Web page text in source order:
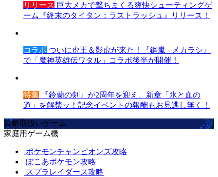
リリース 巨大メカで撃ちまくる爽快シューティングゲ
ーム『終末のタイタン：ラストラッシュ』リリース！
コラボ ついに虎王＆影虎が来た！『鋼嵐 - メカラシ』
で「魔神英雄伝ワタル」コラボ後半が開催！
特集 『鈴蘭の剣』が2周年を迎え、新章「氷と血の
道」を解禁ッ！記念イベントの報酬もお見逃し無く！
攻略取扱いゲーム
家庭用ゲーム機
ポケモンチャンピオンズ攻略
ぽこあポケモン攻略
スプラレイダース攻略